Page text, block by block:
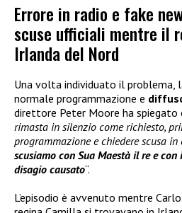
Errore in radio e fake
scuse ufficiali mentre il
Irlanda del Nord
Una volta individuato il problema,
normale programmazione e
direttore Peter Moore ha spiegato
rimasta in silenzio come richiesto,
programmazione e chiedere scusa in
scusiamo con Sua Maestà il re e
disagio causato“.
L’episodio è avvenuto mentre